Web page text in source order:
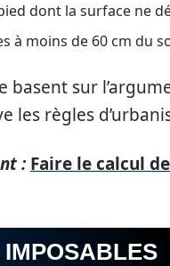
dont la surface ne
à moins de 60 cm du
basent sur
les règles
: Faire le calcul